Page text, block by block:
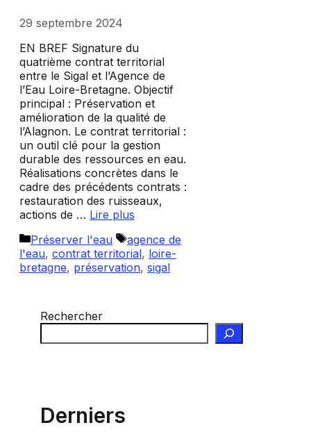
29 septembre 2024
EN BREF Signature du
quatrième contrat territorial
entre le Sigal et l’Agence de
l’Eau Loire-Bretagne. Objectif
principal : Préservation et
amélioration de la qualité de
l’Alagnon. Le contrat territorial :
un outil clé pour la gestion
durable des ressources en eau.
Réalisations concrètes dans le
cadre des précédents contrats :
restauration des ruisseaux,
actions de … Lire plus
Catégories
Préserver l'eau Étiquettes
agence de
l'eau, contrat territorial, loire-
bretagne, préservation, sigal
Rechercher
Derniers